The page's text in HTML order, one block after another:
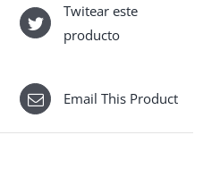
Twitear este
producto
Email This Product